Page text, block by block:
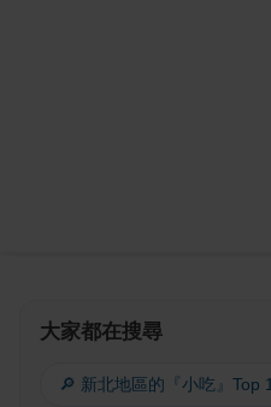
大家都在搜尋
🔎 新北地區的『小吃』Top